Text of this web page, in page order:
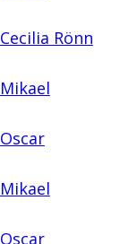
Cecilia Rönn
Mikael
Oscar
Mikael
Oscar